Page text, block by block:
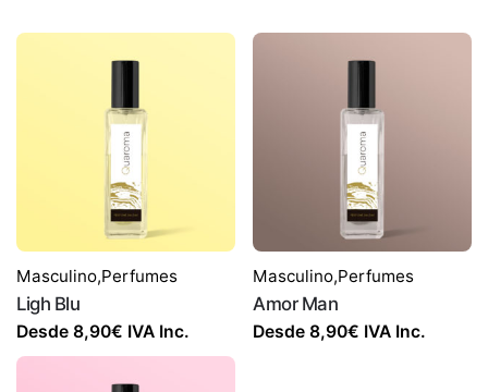
Masculino,Perfumes
Ligh Blu
Desde 8,90€ IVA Inc.
Masculino,Perfumes
Amor Man
Desde 8,90€ IVA Inc.